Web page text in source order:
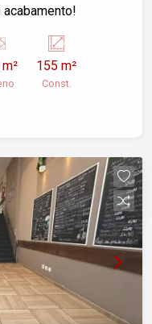
155 m²
Const.